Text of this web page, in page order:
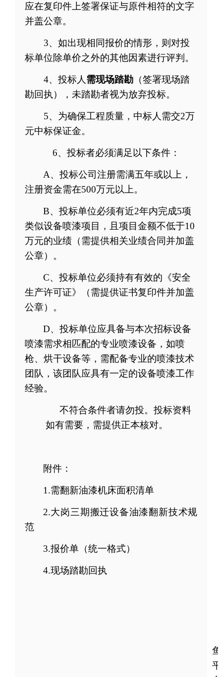
应在复印件上签署保证与原件相符的文字
并盖公章。
3、如出现相同报价的情形，则对投
标单位除单价之外的其他因素进行评判。
4、 投标人 需现场踏勘（签署现场踏
勘回执），未踏勘者视为放弃投标。
5、为确保工程质量，中标人需交2万
元中标保证金。
6、投标者必须满足以下条件：
A、投标公司注册需满五年或以上，
注册资金需在500万元以上。
B、投标单位必须有近2年内完成5项
类似设备喷漆项目，且项目金额不低于10
万元的业绩（需提供相关业绩合同并加盖
公章）。
C、投标单位必须持有有效的《安全
生产许可证》
（需提供证书复印件并加盖
公章）。
D、投标单位应具备与本次招标设备
喷漆需求相匹配的专业喷漆设备，如喷
枪、烘干设备等，需配备专业的喷漆技术
团队，该团队应具有一定的设备喷漆工作
经验。
不符合条件者请勿投。投标资料
如有需要，需提供正本核对。
附件：
1.需翻新油漆机床面积清单
2.大岗三期搬迁设备油漆翻新技术规
范
3.报价单（统一格式）
4.现场踏勘回执
鱼
平